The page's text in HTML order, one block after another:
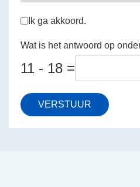
Voorwaarden
Ik ga akkoord.
Wat is het antwoord op
11 - 18 =
VERSTUUR